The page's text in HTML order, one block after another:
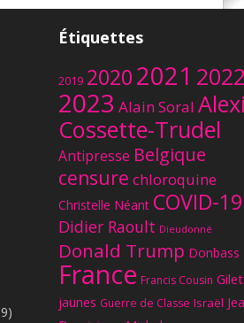
Étiquettes
2019 20202021 2022
2023 Alain Soral
Cossette-Trudel
Antipresse Belgique
censure chloroquine
Christelle Néant COVID-19
Didier Raoult Dieudonné
Donald Trump Donbass
France Francis Cousin
jaunes Guerre de Classe Israël